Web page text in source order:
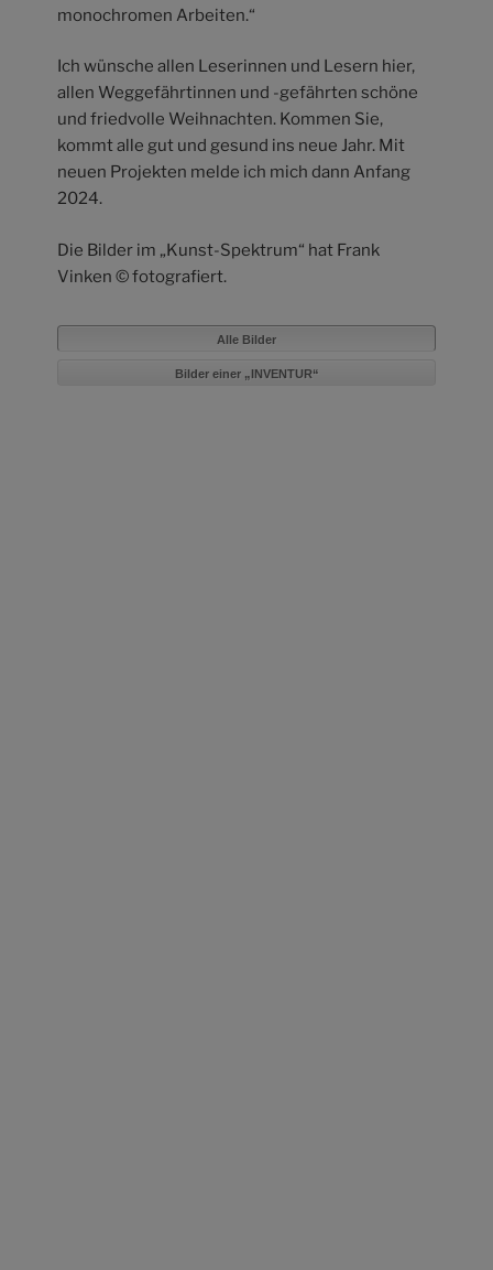
monochromen Arbeiten.“
Ich wünsche allen Leserinnen und Lesern hier,
allen Weggefährtinnen und -gefährten schöne
und friedvolle Weihnachten. Kommen Sie,
kommt alle gut und gesund ins neue Jahr. Mit
neuen Projekten melde ich mich dann Anfang
2024.
Die Bilder im „Kunst-Spektrum“ hat Frank
Vinken © fotografiert.
Alle Bilder
Bilder einer „INVENTUR“